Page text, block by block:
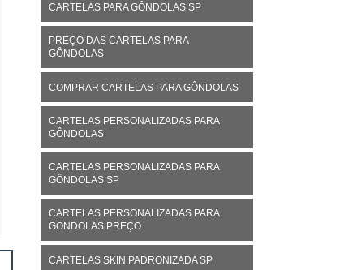
CARTELAS PARA GÔNDOLAS SP
PREÇO DAS CARTELAS PARA
GÔNDOLAS
COMPRAR CARTELAS PARA GÔNDOLAS
CARTELAS PERSONALIZADAS PARA
GÔNDOLAS
CARTELAS PERSONALIZADAS PARA
GÔNDOLAS SP
CARTELAS PERSONALIZADAS PARA
GONDOLAS PREÇO
CARTELAS SKIN PADRONIZADA SP